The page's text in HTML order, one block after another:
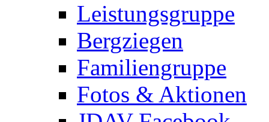
Leistungsgruppe
Bergziegen
Familiengruppe
Fotos & Aktionen